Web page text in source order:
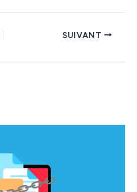
SUIVANT